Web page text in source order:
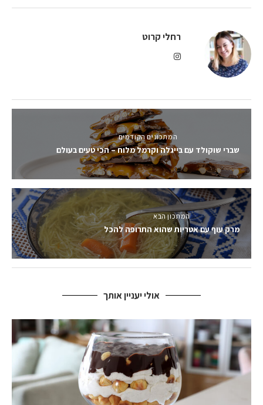
רחלי קרוט
המתכונים הקודמים
שברי שוקולד עם בייגלה וקרמל מלוח – הכי טעים בעולם
המתכון הבא
מרק עוף עם אטריות שהוא התרופה להכל
אולי יעניין אותך